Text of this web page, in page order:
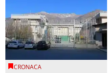
CRONACA